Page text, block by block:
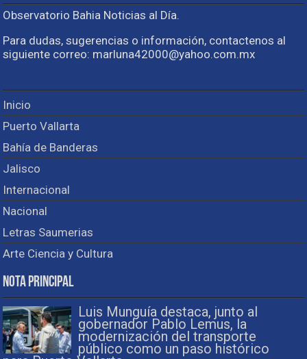
Observatorio Bahia Noticias al Día.
Para dudas, sugerencias o información, contactenos al
siguiente correo: marluna42000@yahoo.com.mx
Inicio
Puerto Vallarta
Bahía de Banderas
Jalisco
Internacional
Nacional
Letras Saumerias
Arte Ciencia y Cultura
Nota Principal
Luis Munguía destaca, junto al
gobernador Pablo Lemus, la
modernización del transporte
público como un paso histórico